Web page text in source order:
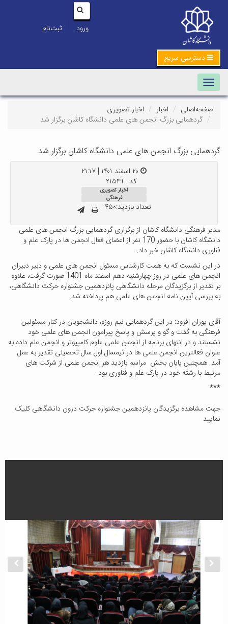
ورود | ثبت‌نام
دسترسی سریع
Toggle navigation
صفحه‌اصلی اخبار
اخبار تصویری
گردهمایی بزرگ انجمن های علمی دانشگاه کاشان برگزار شد
گردهمایی بزرگ انجمن های علمی دانشگاه کاشان برگزار شد
کد : ۲۱۵۴۹
اخبار تصویری
فرهنگی
تعداد بازدید:۴۵۰
مدیر فرهنگی دانشگاه کاشان از برگزاری گردهمایی بزرگ انجمن های علمی
دانشگاه کاشان با حضور 170 نفر از اعضای فعال انجمن ها در پارک علم و
فناوری دانشگاه کاشان خبر داد.
در این نشست که به همت کارشناس مسئول انجمن های علمی و دبیر دبیران
انجمن های علمی در روز چهارشنبه دهم اسفند ماه 1401 صورت گرفت، علاوه
بر تقدیر از برگزیدگان مرحله دانشگاهی پانزدهمین جشنواره حرکت دانشگاهی،
به بررسی آیین نامه انجمن های علمی هم پرداخته شد.
آقای پوران افزود: در این گردهمایی نیم روزه، دانشجویان در کنار مسئولین
فرهنگی به گفت و گو و پرسش و پاسخ پیرامون انجمن های علمی خود
نشستند و در انتهای برنامه از انجمن علمی علوم کامپیوتر و انجمن علم داده به
عنوان فعالترین انجمن علمی ها در نیمسال اول سال تحصیلی تقدیر به عمل
آمد. همچنین پایان بخش مراسم بازدید هر انجمن علمی از شرکت های
مرتبط با رشته خود در پارک علم و فناوری بود.
***
جهت مشاهده برگزیدگان پانزدهمین جشنواره حرکت درون دانشگاهی کلیک
نمایید